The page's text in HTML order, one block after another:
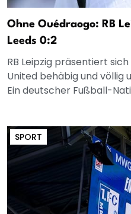
Ohne Ouédraogo: RB
Leeds 0:2
RB Leipzig präsentiert
United behäbig und völlig
Ein deutscher Fußball-
SPORT